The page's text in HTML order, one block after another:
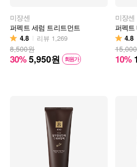
미쟝센
퍼펙트 세럼 트리트먼트
4.8 리뷰 1,269
8,500원
30%5,950원 회원가
미쟝센
퍼펙
4.8
10%